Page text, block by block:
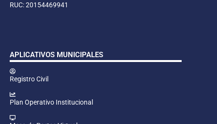
RUC: 20154469941
APLICATIVOS MUNICIPALES
Registro Civil
Plan Operativo Institucional